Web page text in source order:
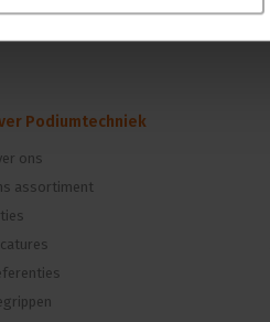
Podiumtechniek
ons
assortiment